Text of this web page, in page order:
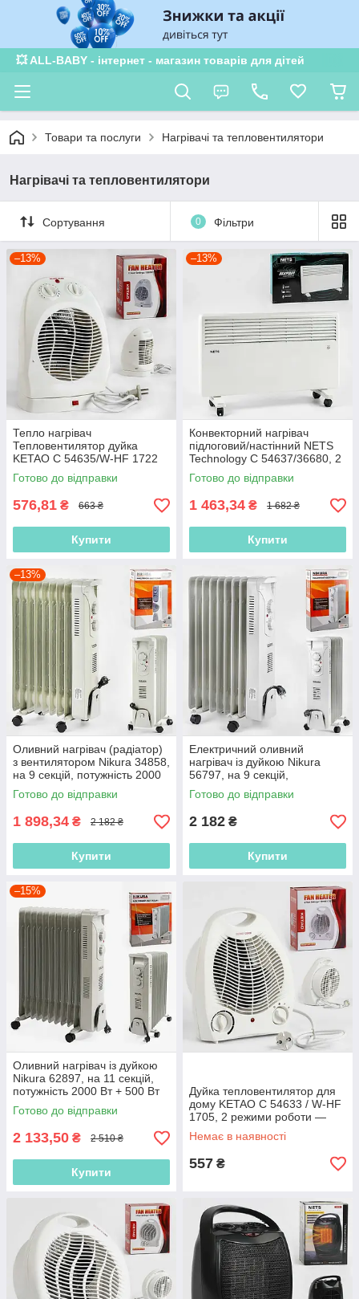
💥 ALL-BABY - інтернет - магазин товарів для дітей
Товари та послуги Нагрівачі та тепловентилятори
Нагрівачі та тепловентилятори
Сортування 0 Фільтри
–13%
Тепло нагрівач
Тепловентилятор дуйка
KETAO C 54635/W-HF 1722
S, поворотний механізм,
1000 Вт і 2000 Вт
Готово до відправки
576,81 ₴ 663 ₴
Купити
–13%
Конвекторний нагрівач
підлоговий/настінний NETS
Technology C 54637/36680, 2
режими роботи — 1000/2000
Вт
Готово до відправки
1 463,34 ₴ 1 682 ₴
Купити
–13%
Оливний нагрівач (радіатор)
з вентилятором Nikura 34858,
на 9 секцій, потужність 2000
Вт
Готово до відправки
1 898,34 ₴ 2 182 ₴
Купити
Електричний оливний
нагрівач із дуйкою Nikura
56797, на 9 секцій,
потужність 2000 Вт
Готово до відправки
2 182 ₴
Купити
–15%
Оливний нагрівач із дуйкою
Nikura 62897, на 11 секцій,
потужність 2000 Вт + 500 Вт
Готово до відправки
2 133,50 ₴ 2 510 ₴
Купити
Дуйка тепловентилятор для
дому KETAO C 54633 / W-HF
1705, 2 режими роботи —
1000 Вт і 2000 Вт
Немає в наявності
557 ₴